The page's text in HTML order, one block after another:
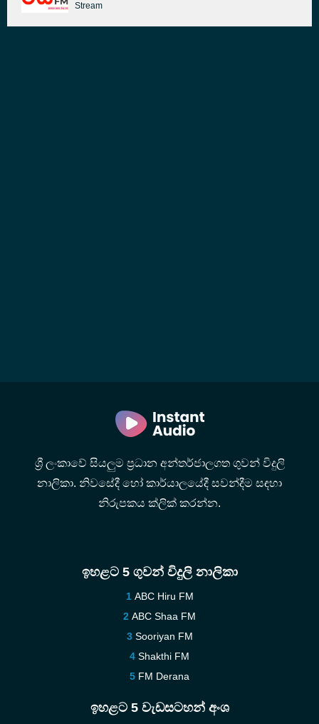
Stream
ශ්‍රී ලංකාවේ සියලුම ප්‍රධාන අන්තර්ජාලගත ගුවන් විදුලි
නාලිකා. නිවසේදී හෝ කාර්යාලයේදී සවන්දීම සඳහා
නිරුපකය ක්ලික් කරන්න.
ඉහළට 5 ගුවන් විදුලි නාලිකා
ABC Hiru FM
ABC Shaa FM
Sooriyan FM
Shakthi FM
FM Derana
ඉහළට 5 වැඩසටහන් අංශ